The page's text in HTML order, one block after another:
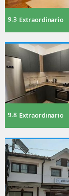
9.3 Extraordinario
9.8 Extraordinario